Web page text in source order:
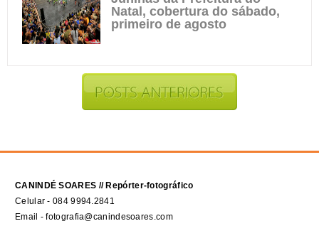
Natal, cobertura do sábado,
primeiro de agosto
CANINDÉ SOARES // Repórter-fotográfico
Celular - 084 9994.2841
Email - fotografia@canindesoares.com